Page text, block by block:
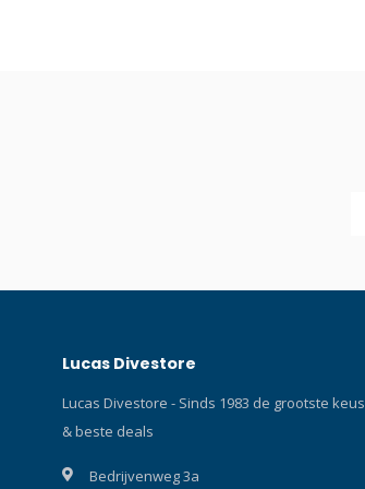
Lucas Divestore
Lucas Divestore - Sinds 1983 de grootste keus
& beste deals
Bedrijvenweg 3a